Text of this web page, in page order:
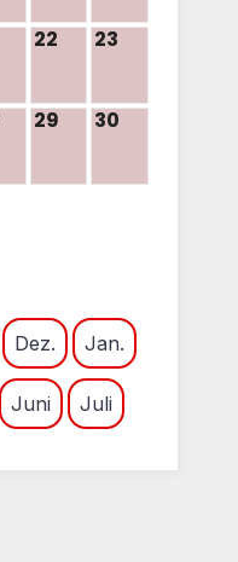
22 23
29 30
Dez. Jan.
Juni Juli